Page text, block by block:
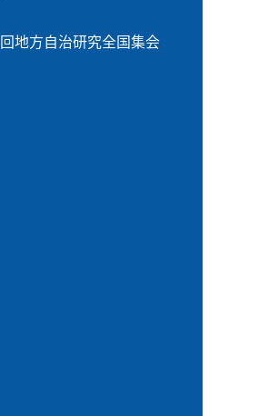
地方自治研究全国集会